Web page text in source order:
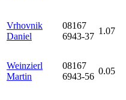
Vrhovnik
Daniel
08167
6943-37
1.07
Weinzierl
Martin
08167
6943-56
0.05